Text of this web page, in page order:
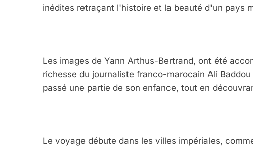
inédites retraçant l'histoire et la beauté d'un pays
Les images de Yann Arthus-Bertrand, ont été
richesse du journaliste franco-marocain Ali
passé une partie de son enfance, tout en
Le voyage débute dans les villes impériales,
5
2025, L’année La Plus